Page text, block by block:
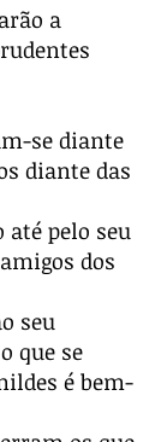
a
se diante
diante das
até pelo seu
dos
seu
que se
é bem-